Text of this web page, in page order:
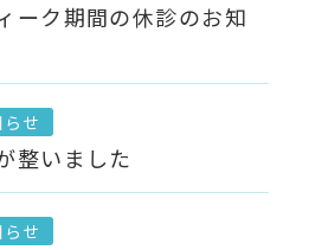
ーク期間の休診のお知
せ
整いました
せ